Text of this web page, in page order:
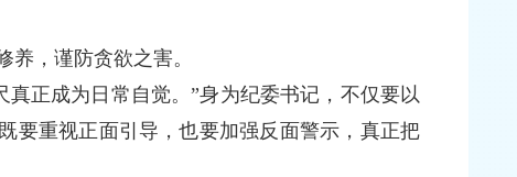
，谨防贪欲之害。
正成为日常自觉。”身为纪委书记，不仅要以
要重视正面引导，也要加强反面警示，真正把